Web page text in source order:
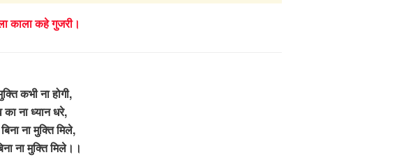
काला कहे गुजरी।
कभी ना होगी,
का ना ध्यान धरे,
ना मुक्ति मिले,
ना मुक्ति मिले।।